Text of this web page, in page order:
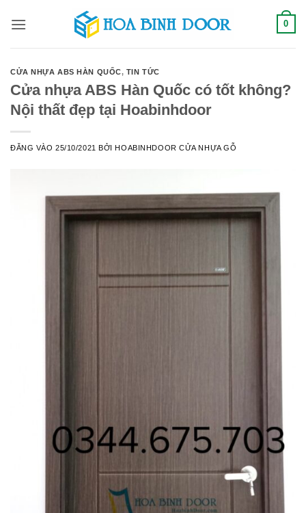
qua
0
CỬA NHỰA ABS HÀN QUỐC, TIN TỨC
Cửa nhựa ABS Hàn Quốc có tốt không?
Nội thất đẹp tại Hoabinhdoor
ĐĂNG VÀO25/10/2021 BỞIHOABINHDOOR CỬA NHỰA GỖ